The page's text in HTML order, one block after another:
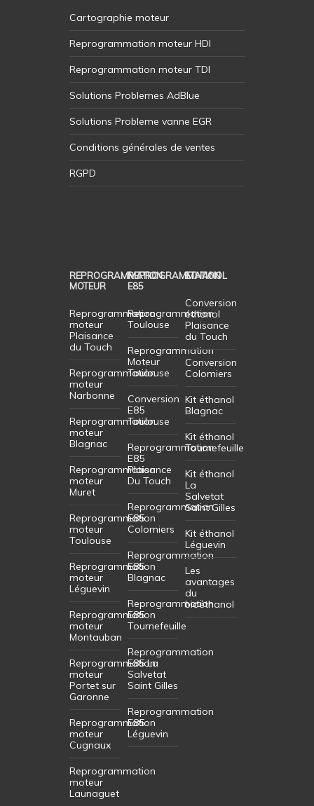
Cartographie moteur
Reprogrammation moteur HDI
Reprogrammation moteur TDI
Solutions Problemes AdBlue
Solutions Probleme vanne EGR
Conditions générales de ventes
RGPD
REPROGRAMMATION
MOTEUR
Reprogrammation
moteur
Plaisance
du Touch
Reprogrammation
moteur
Narbonne
Reprogrammation
moteur
Blagnac
Reprogrammation
moteur
Muret
Reprogrammation
moteur
Toulouse
Reprogrammation
moteur
Léguevin
Reprogrammation
moteur
Montauban
Reprogrammation
moteur
Portet sur
Garonne
Reprogrammation
moteur
Cugnaux
Reprogrammation
moteur
Launaguet
REPROGRAMMATION
E85
Reprogrammation
Toulouse
Reprogrammation
Moteur
Toulouse
Conversion
E85
Toulouse
Reprogrammation
E85
Plaisance
Du Touch
Reprogrammation
E85
Colomiers
Reprogrammation
E85
Blagnac
Reprogrammation
E85
Tournefeuille
Reprogrammation
E85 La
Salvetat
Saint Gilles
Reprogrammation
E85
Léguevin
ETHANOL
Conversion
éthanol
Plaisance
du Touch
Conversion
Colomiers
Kit éthanol
Blagnac
Kit éthanol
Tournefeuille
Kit éthanol
La
Salvetat
Saint Gilles
Kit éthanol
Léguevin
Les
avantages
du
bioéthanol